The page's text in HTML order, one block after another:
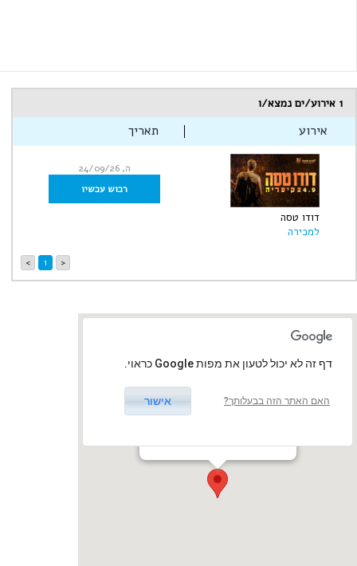
1 אירוע/ים נמצא/ו
אירוע תאריך
דודו טסה
למכירה
ה, 24/09/26
רכוש עכשיו
<
1
>
אמפיתיאטרון
‏דף זה לא יכול לטעון את מפות Google כראוי.
האם האתר הזה בבעלותך? אישור